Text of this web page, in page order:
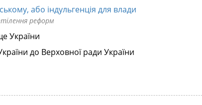
або індульгенція для влади
реформ
України
до Верховної ради України